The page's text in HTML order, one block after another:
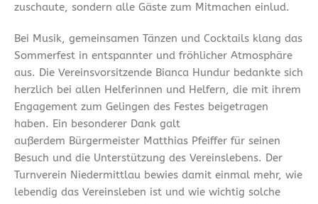
zuschaute, sondern alle Gäste zum Mitmachen einlud.
Bei Musik, gemeinsamen Tänzen und Cocktails klang das
Sommerfest in entspannter und fröhlicher Atmosphäre
aus. Die Vereinsvorsitzende Bianca Hundur bedankte sich
herzlich bei allen Helferinnen und Helfern, die mit ihrem
Engagement zum Gelingen des Festes beigetragen
haben. Ein besonderer Dank galt
außerdem Bürgermeister Matthias Pfeiffer für seinen
Besuch und die Unterstützung des Vereinslebens. Der
Turnverein Niedermittlau bewies damit einmal mehr, wie
lebendig das Vereinsleben ist und wie wichtig solche